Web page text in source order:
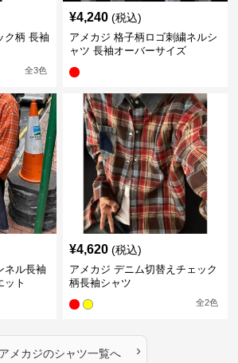
ク柄 長袖
全3色
¥4,240 (税込)
アメカジ 格子柄ロゴ刺繍ネルシ
ャツ 長袖オーバーサイズ
ネル長袖
ット
¥4,620 (税込)
アメカジ デニム切替えチェック
柄長袖シャツ
全2色
アメカジのシャツ一覧へ ›